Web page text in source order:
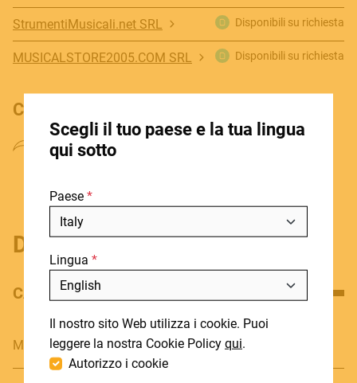
Scegli il tuo paese e la tua lingua
qui sotto
Paese
Lingua
Il nostro sito Web utilizza i cookie. Puoi
leggere la nostra Cookie Policy qui.
Autorizzo i cookie
ACCESSORIES
HOME
STORE LOCATOR
BLOG
NOTIZIE
DOWNLOADS
SUPPORT
CONTATTI
Includi fuori produzione
StrumentiMusicali.net SRL Disponibili su richiesta
MUSICALSTORE2005.COM SRL Disponibili su richiesta
CONDIVIDI IL PRODOTTO
Dettagli del prodotto
CARATTERISTICHE PRINCIPALI
Meccaniche per chitarra classica